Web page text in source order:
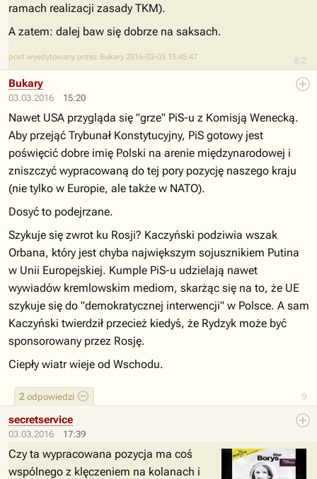
8.2
ramach realizacji zasady TKM).
A zatem: dalej baw się dobrze na saksach.
post wyedytowany przez Bukary 2016-03-03 15:45:47
03.03.2016 15:20
9
2 odpowiedzi
Bukary
Nawet USA przygląda się "grze" PiS-u z Komisją Wenecką.
Aby przejąć Trybunał Konstytucyjny, PiS gotowy jest
poświęcić dobre imię Polski na arenie międzynarodowej i
zniszczyć wypracowaną do tej pory pozycję naszego kraju
(nie tylko w Europie, ale także w NATO).
Dosyć to podejrzane.
Szykuje się zwrot ku Rosji? Kaczyński podziwia wszak
Orbana, który jest chyba największym sojusznikiem Putina
w Unii Europejskiej. Kumple PiS-u udzielają nawet
wywiadów kremlowskim mediom, skarżąc się na to, że UE
szykuje się do "demokratycznej interwencji" w Polsce. A sam
Kaczyński twierdził przecież kiedyś, że Rydzyk może być
sponsorowany przez Rosję.
Ciepły wiatr wieje od Wschodu.
03.03.2016 17:39
secretservice
Czy ta wypracowana pozycja ma coś
wspólnego z klęczeniem na kolanach i